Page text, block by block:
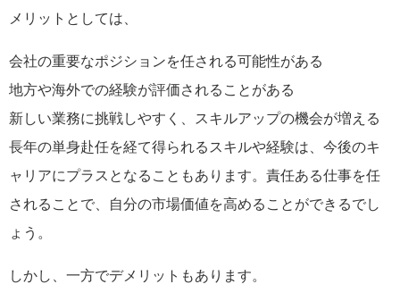
メリットとしては、
会社の重要なポジションを任される可能性がある
地方や海外での経験が評価されることがある
新しい業務に挑戦しやすく、スキルアップの機会が増える
長年の単身赴任を経て得られるスキルや経験は、今後のキ
ャリアにプラスとなることもあります。責任ある仕事を任
されることで、自分の市場価値を高めることができるでし
ょう。
しかし、一方でデメリットもあります。